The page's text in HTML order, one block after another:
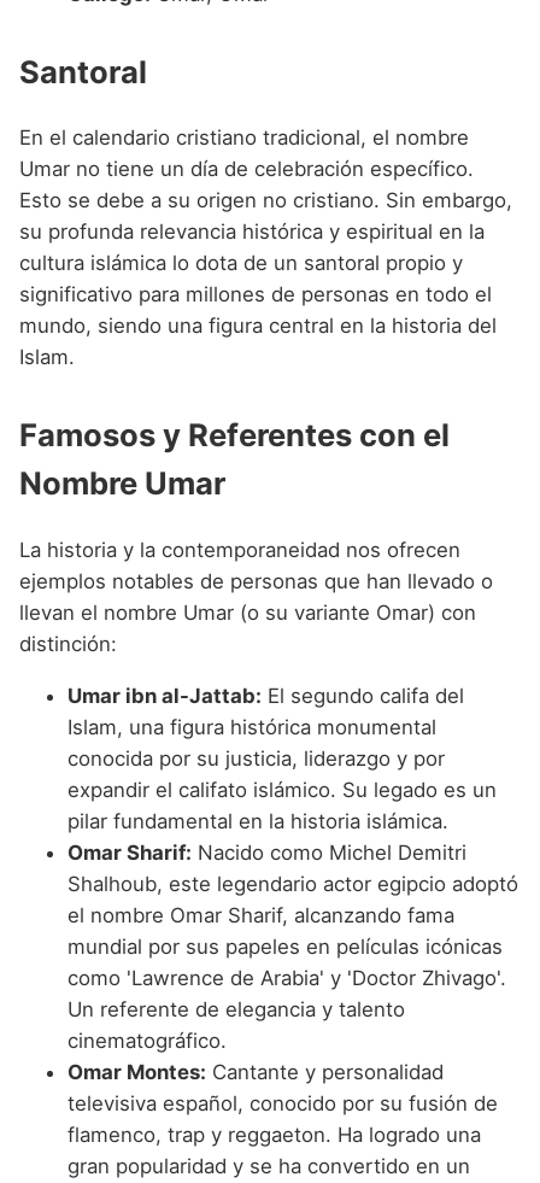
Santoral
En el calendario cristiano tradicional, el nombre
Umar no tiene un día de celebración específico.
Esto se debe a su origen no cristiano. Sin embargo,
su profunda relevancia histórica y espiritual en la
cultura islámica lo dota de un santoral propio y
significativo para millones de personas en todo el
mundo, siendo una figura central en la historia del
Islam.
Famosos y Referentes con el
Nombre Umar
La historia y la contemporaneidad nos ofrecen
ejemplos notables de personas que han llevado o
llevan el nombre Umar (o su variante Omar) con
distinción:
Umar ibn al-Jattab: El segundo califa del
Islam, una figura histórica monumental
conocida por su justicia, liderazgo y por
expandir el califato islámico. Su legado es un
pilar fundamental en la historia islámica.
Omar Sharif: Nacido como Michel Demitri
Shalhoub, este legendario actor egipcio adoptó
el nombre Omar Sharif, alcanzando fama
mundial por sus papeles en películas icónicas
como 'Lawrence de Arabia' y 'Doctor Zhivago'.
Un referente de elegancia y talento
cinematográfico.
Omar Montes: Cantante y personalidad
televisiva español, conocido por su fusión de
flamenco, trap y reggaeton. Ha logrado una
gran popularidad y se ha convertido en un